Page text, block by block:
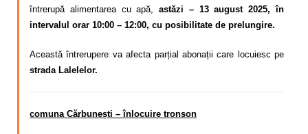
întrerupă alimentarea cu apă, astăzi – 13 august 2025, în
intervalul orar 10:00 – 12:00, cu posibilitate de prelungire.
Această întrerupere va afecta parțial abonații care locuiesc pe
strada Lalelelor.
comuna Cărbunești – înlocuire tronson